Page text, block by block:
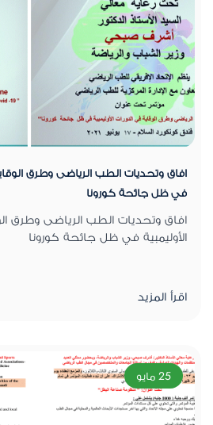
افاق وتحديات الطب الرياضى وطرق
في ظل جائحة كورونا
افاق وتحديات الطب الرياضى وطرق
الأوليمبية في ظل جائحة كورونا
اقرأ المزيد
25 مايو